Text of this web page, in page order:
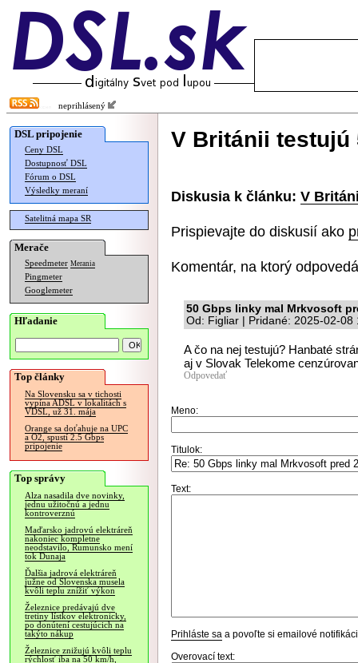
neprihlásený
DSL pripojenie
Ceny DSL
Dostupnosť DSL
Fórum o DSL
Výsledky meraní
Satelitná mapa SR
Merače
Speedmeter Merania
Pingmeter
Googlemeter
Hľadanie
Top články
Na Slovensku sa v tichosti
vypína ADSL v lokalitách s
VDSL, už 31. mája
Orange sa doťahuje na UPC
a O2, spustí 2.5 Gbps
pripojenie
Top správy
Alza nasadila dve novinky,
jednu užitočnú a jednu
kontroverznú
Maďarsko jadrovú elektráreň
nakoniec kompletne
neodstavilo, Rumunsko mení
tok Dunaja
Ďalšia jadrová elektráreň
južne od Slovenska musela
kvôli teplu znížiť výkon
Železnice predávajú dve
tretiny lístkov elektronicky,
po donútení cestujúcich na
takýto nákup
Železnice znižujú kvôli teplu
rýchlosť iba na 50 km/h,
V Británii testujú
Diskusia k článku: V
Prispievajte do diskusií ako
Komentár, na ktorý
50 Gbps linky mal Mrkvosoft
Od: Figliar | Pridané: 2025-02-08
A čo na nej testujú? Hanbaté
aj v Slovak Telekome
Odpovedať
Meno:
Titulok:
Text:
Prihláste sa a povoľte si emailové
Overovací text: